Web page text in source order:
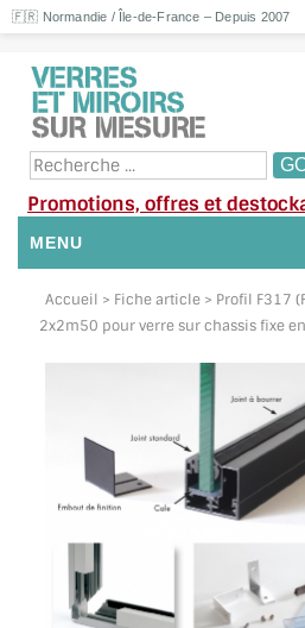
🇫🇷 Normandie / Île-de-France – Depuis 2007
Promotions, offres et
MENU
NOUS CONTACTER
DEMANDE DE DEVIS
SUIVI DE DEVIS
SUIVI DE COMMANDE
TOUS LES TARIFS AU M2
GUIDE : CHOIX PAR
Accueil > Fiche article > Profil F317
2x2m50 pour verre sur chassis fixe